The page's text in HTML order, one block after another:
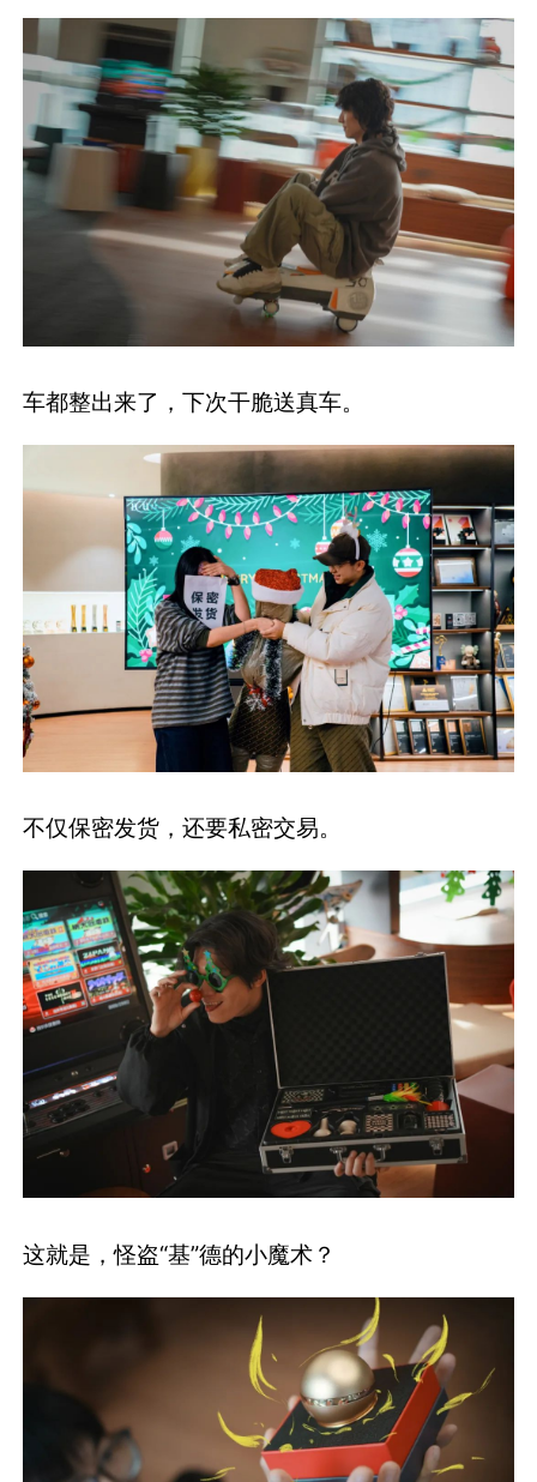
车都整出来了，下次干脆送真车。
不仅保密发货，还要私密交易。
这就是，怪盗“基”德的小魔术？